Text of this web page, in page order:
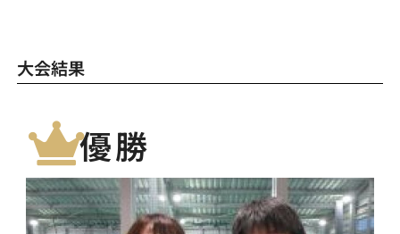
大会結果
優勝